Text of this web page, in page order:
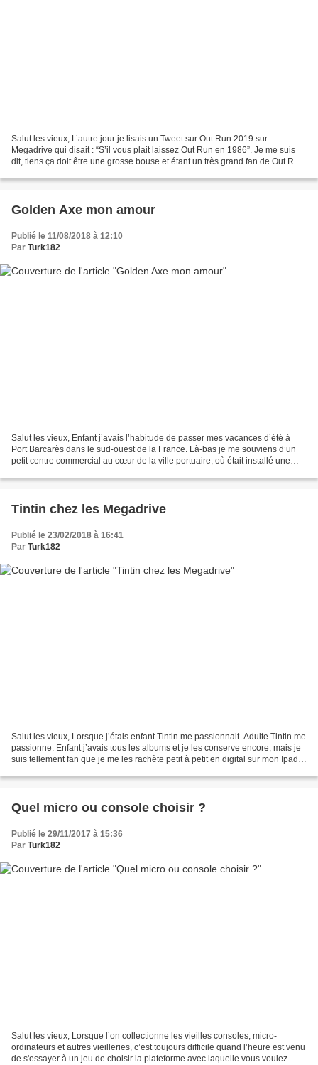
Salut les vieux, L’autre jour je lisais un Tweet sur Out Run 2019 sur
Megadrive qui disait : “S’il vous plait laissez Out Run en 1986”. Je me suis
dit, tiens ça doit être une grosse bouse et étant un très grand fan de Out Run
Golden Axe mon amour
Publié le 11/08/2018 à 12:10
Par Turk182
Salut les vieux, Enfant j’avais l’habitude de passer mes vacances d’été à
Port Barcarès dans le sud-ouest de la France. Là-bas je me souviens d’un
petit centre commercial au cœur de la ville portuaire, où était installé une
Tintin chez les Megadrive
Publié le 23/02/2018 à 16:41
Par Turk182
Salut les vieux, Lorsque j’étais enfant Tintin me passionnait. Adulte Tintin me
passionne. Enfant j’avais tous les albums et je les conserve encore, mais je
suis tellement fan que je me les rachète petit à petit en digital sur mon Ipad.
Quel micro ou console choisir ?
Publié le 29/11/2017 à 15:36
Par Turk182
Salut les vieux, Lorsque l’on collectionne les vieilles consoles, micro-
ordinateurs et autres vieilleries, c’est toujours difficile quand l’heure est venu
de s'essayer à un jeu de choisir la plateforme avec laquelle vous voulez